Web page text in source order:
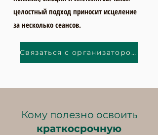
целостный подход приносит исцеление
за несколько сеансов.
Связаться с организатором
Кому полезно освоить
краткосрочную